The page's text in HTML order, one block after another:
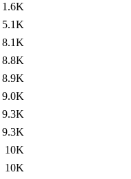
1.6K
5.1K
8.1K
8.8K
8.9K
9.0K
9.3K
9.3K
10K
10K